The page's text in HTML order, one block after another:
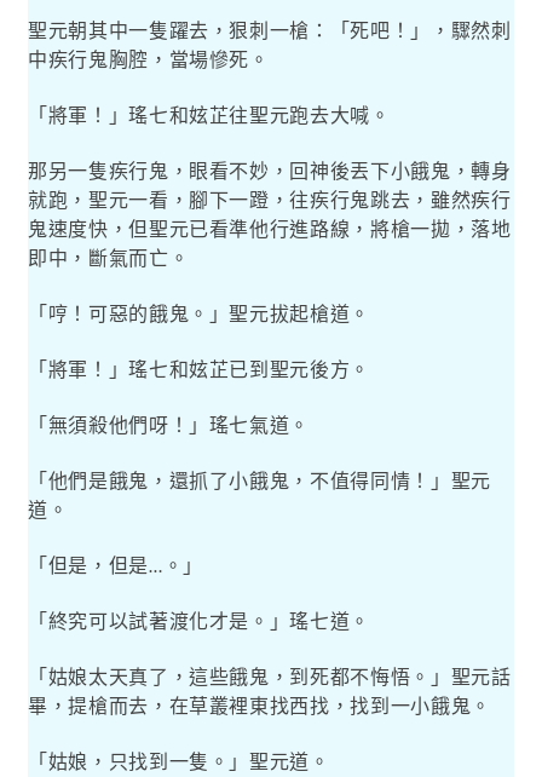
聖元朝其中一隻躍去，狠刺一槍：「死吧！」，驟然刺
中疾行鬼胸腔，當場慘死。
「將軍！」瑤七和妶芷往聖元跑去大喊。
那另一隻疾行鬼，眼看不妙，回神後丟下小餓鬼，轉身
就跑，聖元一看，腳下一蹬，往疾行鬼跳去，雖然疾行
鬼速度快，但聖元已看準他行進路線，將槍一拋，落地
即中，斷氣而亡。
「哼！可惡的餓鬼。」聖元拔起槍道。
「將軍！」瑤七和妶芷已到聖元後方。
「無須殺他們呀！」瑤七氣道。
「他們是餓鬼，還抓了小餓鬼，不值得同情！」聖元
道。
「但是，但是… 。」
「終究可以試著渡化才是。」瑤七道。
「姑娘太天真了，這些餓鬼，到死都不悔悟。」聖元話
畢，提槍而去，在草叢裡東找西找，找到一小餓鬼。
「姑娘，只找到一隻。」聖元道。